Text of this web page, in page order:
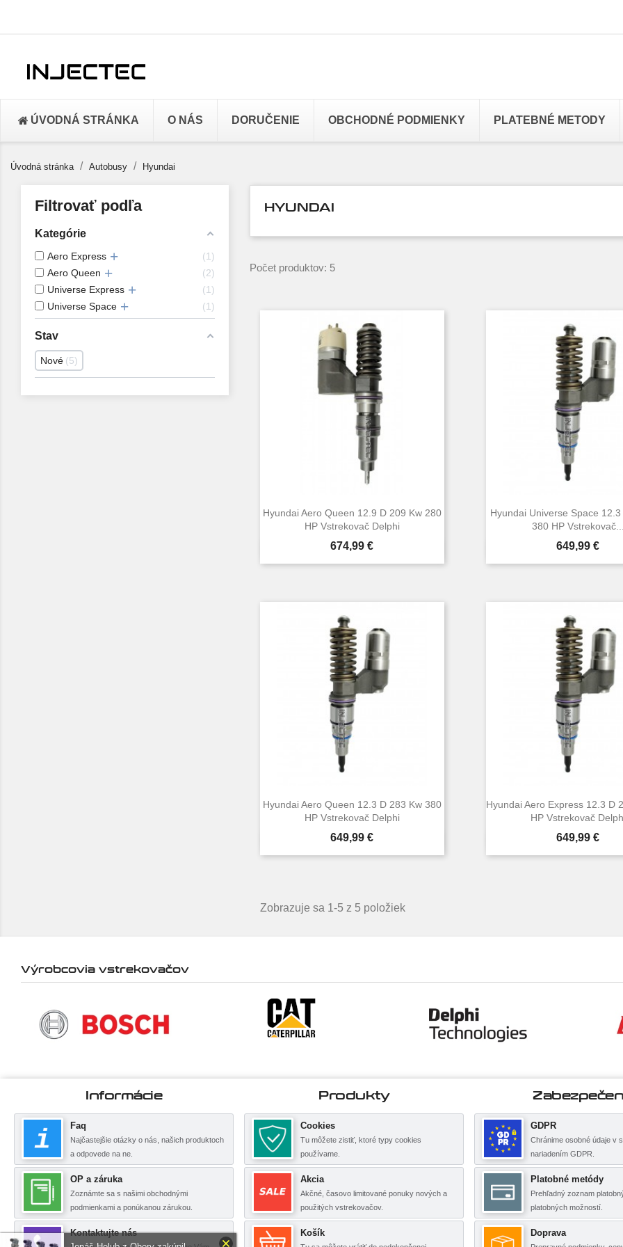
ÚVODNÁ STRÁNKA O NÁS DORUČENIE OBCHODNÉ PODMIENKY PLATEBNÉ METODY
Úvodná stránka Autobusy Hyundai
Filtrovať podľa
Kategórie
Aero Express
1
Aero Queen
2
Universe Express
1
Universe Space
1
Stav
Nové 5
HYUNDAI
Počet produktov: 5
Hyundai Aero Queen 12.9 D 209 Kw 280
HP Vstrekovač Delphi
Cena
674,99 €
Rýchly náhľad
Hyundai Universe Space
380 HP Vstrekovač...
Cena
649,99 €
Rýchly náhľad
Hyundai Aero Queen 12.3 D 283 Kw 380
HP Vstrekovač Delphi
Cena
649,99 €
Rýchly náhľad
Hyundai Aero Express 12.3 D
HP Vstrekovač
Cena
649,99 €
Rýchly náhľad
Zobrazuje sa 1-5 z 5 položiek
Výrobcovia vstrekovačov
Informácie
Faq
Najčastejšie otázky o nás, našich produktoch
a odpovede na ne.
OP a záruka
Zoznámte sa s našimi obchodnými
podmienkami a ponúkanou zárukou.
Kontaktujte nás
Produkty
Cookies
Tu môžete zistiť, ktoré typy cookies
používame.
Akcia
Akčné, časovo limitované ponuky nových a
použitých vstrekovačov.
Košík
GDPR
Chránime osobné údaje v
nariadením GDPR.
Platobné metódy
Prehľadný zoznam
platobných možností.
Doprava